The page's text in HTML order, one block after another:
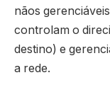
nãos
controlam o
destino) e
a rede.